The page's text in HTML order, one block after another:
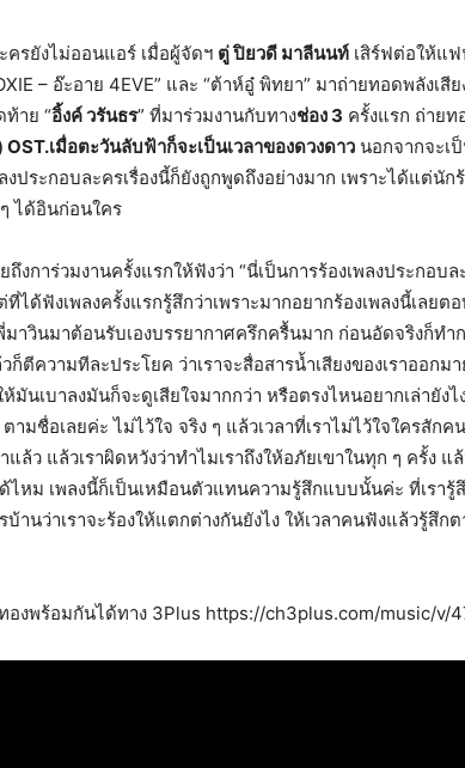
ครยังไม่ออนแอร์ เมื่อผู้จัดฯ ตู่ ปิยวดี มาลีนนท์ เสิร์ฟต่อให้แ
– อ๊ะอาย 4EVE” และ “ต้าห์อู๋ พิทยา” มาถ่ายทอดพลังเสี
าย “อิ้งค์ วรันธร” ที่มาร่วมงานกับทางช่อง 3 ครั้งแรก ถ่ายท
เมื่อตะวันลับฟ้าก็จะเป็นเวลาของดวงดาว นอกจากจะเ
งประกอบละครเรื่องนี้ก็ยังถูกพูดถึงอย่างมาก เพราะได้แต่นั
ได้อินก่อนใคร
ถึงการ่วมงานครั้งแรกให้ฟังว่า “นี่เป็นการร้องเพลงประกอบ
ที่ได้ฟังเพลงครั้งแรกรู้สึกว่าเพราะมากอยากร้องเพลงนี้เลยต
าวินมาต้อนรับเองบรรยากาศครึกครื้นมาก ก่อนอัดจริงก็ทำ
ตีความทีละประโยค ว่าเราจะสื่อสารน้ำเสียงของเราออกมา
ห้มันเบาลงมันก็จะดูเสียใจมากกว่า หรือตรงไหนอยากเล่ายั
ามชื่อเลยค่ะ ไม่ไว้ใจ จริง ๆ แล้วเวลาที่เราไม่ไว้ใจใครสักค
แล้ว แล้วเราผิดหวังว่าทำไมเราถึงให้อภัยเขาในทุก ๆ ครั้ง แ
ไหม เพลงนี้ก็เป็นเหมือนตัวแทนความรู้สึกแบบนั้นค่ะ ที่เรารู้
บ้านว่าเราจะร้องให้แตกต่างกันยังไง ให้เวลาคนฟังแล้วรู้สึ
องพร้อมกันได้ทาง 3Plus https://ch3plus.com/music/v/